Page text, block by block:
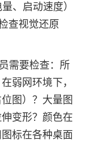
、启动速度）
查视觉还原
需要检查：所
弱网环境下，
图）？大量图
变形？颜色在
标在各种桌面